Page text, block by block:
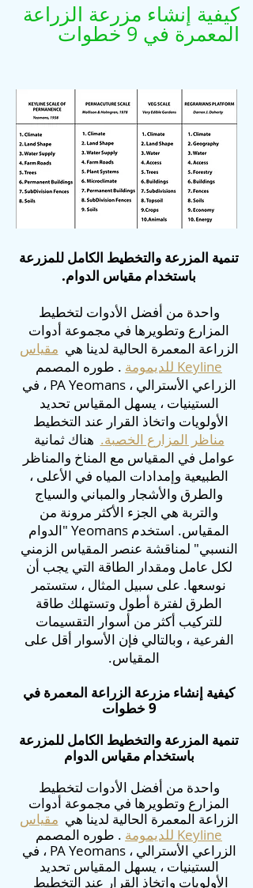
كيفية إنشاء مزرعة الزراعة
المعمرة في 9 خطوات
تنمية المزرعة والتخطيط الكامل للمزرعة
باستخدام مقياس الدوام.
واحدة من أفضل الأدوات لتخطيط
المزارع وتطويرها في مجموعة أدوات
الزراعة المعمرة الحالية لدينا هي مقياس
Keyline للديمومة
. طوره المصمم
الزراعي الأسترالي ، PA Yeomans ، في
الستينيات ، يسهل المقياس تحديد
الأولويات واتخاذ القرار عند التخطيط
مناظر المزارع الخصبة. هناك ثمانية
عوامل في المقياس مع المناخ والمناظر
الطبيعية وإمدادات المياه في الأعلى ،
والطرق والأشجار والمباني والسياج
والتربة هي الجزء الأكثر مرونة من
المقياس. استخدم Yeomans "الدوام
النسبي" لمناقشة عنصر المقياس الزمني
لكل عامل ومقدار الطاقة التي يجب أن
نوسعها. على سبيل المثال ، ستستمر
الطرق لفترة أطول وتستهلك طاقة
للتركيب أكثر من أسوار التقسيمات
الفرعية ، وبالتالي فإن الأسوار أقل على
المقياس.
كيفية إنشاء مزرعة الزراعة المعمرة في
9 خطوات
تنمية المزرعة والتخطيط الكامل للمزرعة
باستخدام مقياس الدوام
واحدة من أفضل الأدوات لتخطيط
المزارع وتطويرها في مجموعة أدوات
الزراعة المعمرة الحالية لدينا هي مقياس
Keyline للديمومة
. طوره المصمم
الزراعي الأسترالي ، PA Yeomans ، في
الستينيات ، يسهل المقياس تحديد
الأولويات واتخاذ القرار عند التخطيط